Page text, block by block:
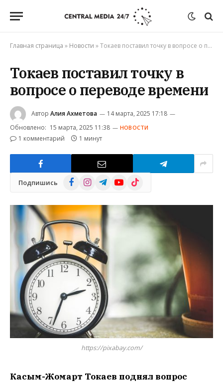
Главная страница » Новости »Токаев поставил точку в вопросе о переводе времени
Токаев поставил точку в
вопросе о переводе времени
Автор Алия Ахметова
14 марта, 2025 17:18
Обновлено: 15 марта, 2025 11:38 НОВОСТИ
1 комментарий 1 минут
Подпишись FacebookInstagramTelegramYouTube
TikTok
https://pixabay.com/
Касым-Жомарт Токаев поднял вопрос